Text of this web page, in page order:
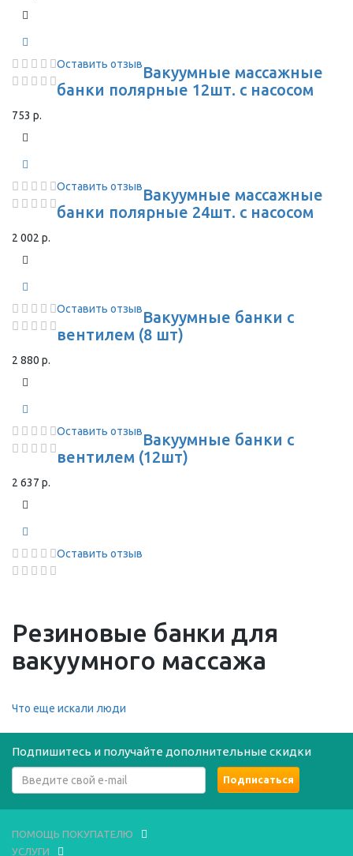
Оставить отзывВакуумные массажные
банки полярные 12шт. с насосом
753 р.
Оставить отзывВакуумные массажные
банки полярные 24шт. с насосом
2 002 р.
Оставить отзывВакуумные банки с
вентилем (8 шт)
2 880 р.
Оставить отзывВакуумные банки с
вентилем (12шт)
2 637 р.
Оставить отзыв
Резиновые банки для
вакуумного массажа
Что еще искали люди
Подпишитесь и получайте дополнительные скидки
ПОМОЩЬ ПОКУПАТЕЛЮ
УСЛУГИ